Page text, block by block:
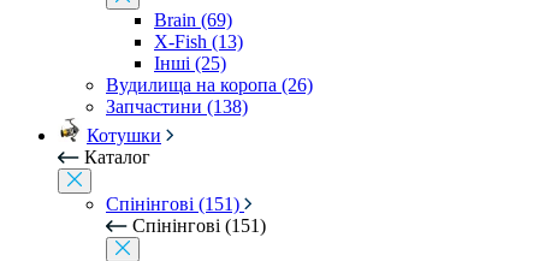
Brain (69)
X-Fish (13)
Інші (25)
Вудилища на коропа (26)
Запчастини (138)
Котушки
Каталог
Спінінгові (151)
Спінінгові (151)